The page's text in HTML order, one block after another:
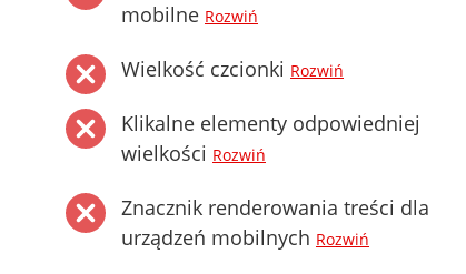
mobilne Rozwiń
Wielkość czcionki Rozwiń
Klikalne elementy odpowiedniej
wielkości Rozwiń
Znacznik renderowania treści dla
urządzeń mobilnych Rozwiń